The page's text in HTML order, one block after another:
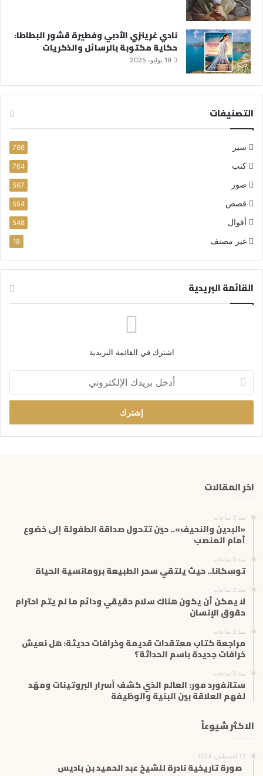
نادي غرينزي الأدبي وفطيرة قشور البطاطا:
حكاية مكتوبة بالرسائل والذكريات
19 يوليو، 2025
التصنيفات
سير 766
كتب 764
صور 567
قصص 554
أقوال 548
غير مصنف 18
القائمة البريدية
اشترك في القائمة البريدية
خ
ب
ر
ا
ر
اخر المقالات
منذ 3 ساعات
«البدين والنحيف».. حين تتحول صداقة الطفولة إلى خضوع
أمام المنصب
منذ 3 ساعات
توسكانا.. حيث يلتقي سحر الطبيعة برومانسية الحياة
منذ 3 ساعات
لا يمكن أن يكون هناك سلام حقيقي ودائم ما لم يتم احترام
حقوق الإنسان
منذ 3 ساعات
مراجعة كتاب معتقدات قديمة وخرافات حديثة: هل نعيش
خرافات جديدة باسم الحداثة؟
منذ 3 ساعات
ستانفورد مور: العالم الذي كشف أسرار البروتينات ومهّد
لفهم العلاقة بين البنية والوظيفة
الاكثر شيوعاً
12 أغسطس، 2024
صورة تاريخية نادرة للشيخ عبد الحميد بن باديس